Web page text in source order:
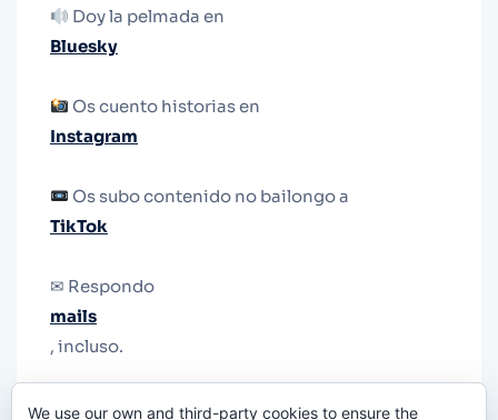
Doy la pelmada en
Bluesky
Os cuento historias en
Instagram
Os subo contenido no bailongo a
TikTok
✉ Respondo
mails
, incluso.
We use our own and third-party cookies to ensure the